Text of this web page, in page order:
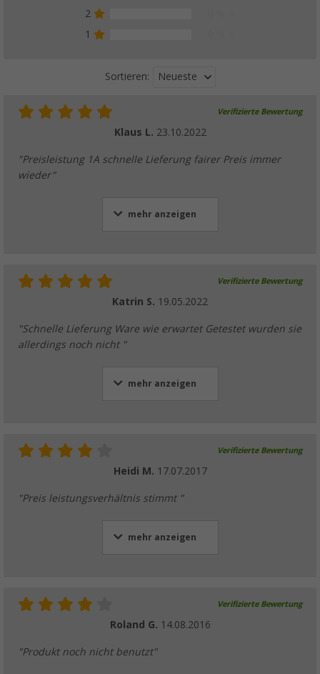
2
1
Sortieren: Neueste
Verifizierte Bewertung
Klaus L. 23.10.2022
"Preisleistung 1A schnelle Lieferung fairer Preis immer
wieder"
mehr anzeigen
Verifizierte Bewertung
Katrin S. 19.05.2022
"Schnelle Lieferung Ware wie erwartet Getestet wurden sie
allerdings noch nicht "
mehr anzeigen
Verifizierte Bewertung
Heidi M. 17.07.2017
"Preis leistungsverhältnis stimmt "
mehr anzeigen
Verifizierte Bewertung
Roland G. 14.08.2016
"Produkt noch nicht benutzt"